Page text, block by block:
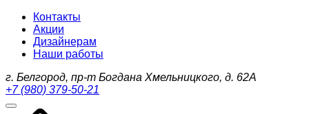
Контакты
Акции
Дизайнерам
Наши работы
г. Белгород, пр-т Богдана Хмельницкого, д. 62А
+7 (980) 379-50-21